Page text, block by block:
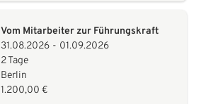
Vom Mitarbeiter zur Führungskraft
31.08.2026 - 01.09.2026
2 Tage
Berlin
1.200,00 €